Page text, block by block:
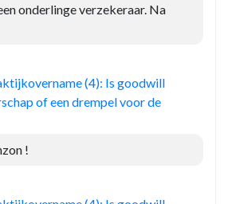
onderlinge verzekeraar. Na
(4): Is goodwill
of een drempel voor de
!